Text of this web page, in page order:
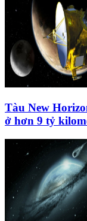
Tàu New
ở hơn 9 tỷ